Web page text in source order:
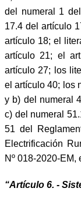
del numeral 1
17.4 del artículo
artículo 18; el
artículo 21; el
artículo 27; los
el artículo 40; los
y b) del numeral
c) del numeral
51 del
Electrificación
Nº 018-2020-EM,
“Artículo 6. -